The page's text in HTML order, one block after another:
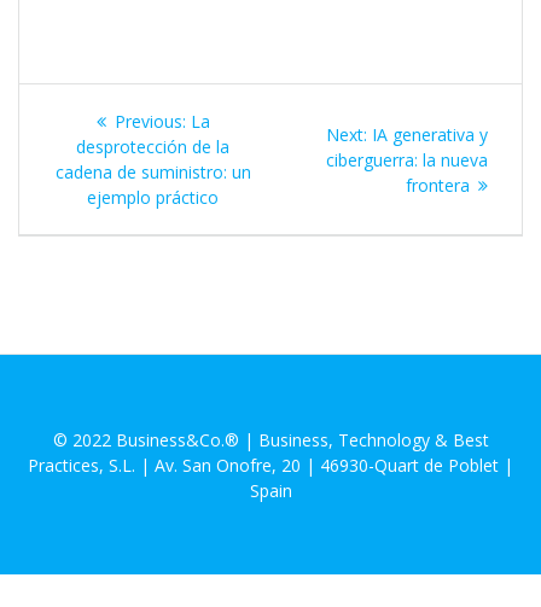
Navegación
de
entradas
Previous: Previous
post:
La
desprotección de la
cadena de suministro: un
ejemplo práctico
Next: Next
post:
IA generativa y
ciberguerra: la nueva
frontera
© 2022 Business&Co.® | Business, Technology & Best
Practices, S.L. | Av. San Onofre, 20 | 46930-Quart de Poblet |
Spain